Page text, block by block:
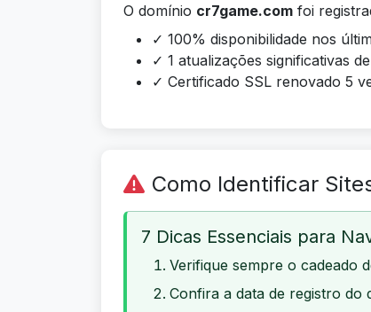
O domínio cr7game.com foi
✓ 100% disponibilidade nos
✓ 1 atualizações significativas
✓ Certificado SSL renovado 5
Como Identificar
7 Dicas Essenciais para
Verifique sempre o cadeado
Confira a data de registro do